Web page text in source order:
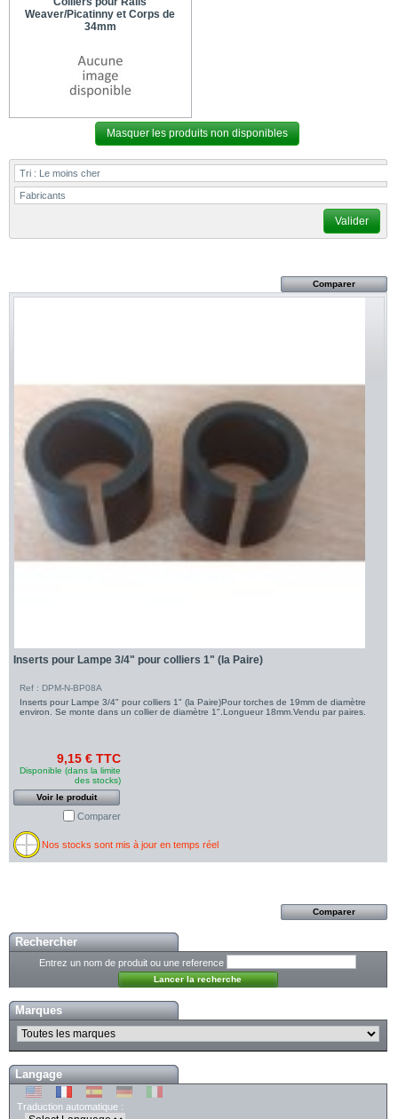
Weaver/Picatinny et Corps de
34mm
Masquer les produits non disponibles
Tri : Le moins cher
Fabricants
Valider
Inserts pour Lampe 3/4" pour colliers 1" (la Paire)
Ref : DPM-N-BP08A
Inserts pour Lampe 3/4" pour colliers 1" (la Paire)Pour torches de 19mm de diamètre
environ. Se monte dans un collier de diamètre 1".Longueur 18mm.Vendu par paires.
9,15 € TTC
Disponible (dans la limite
des stocks)
Voir le produit
Comparer
Nos stocks sont mis à jour en temps réel
Rechercher
Entrez un nom de produit ou une reference
Marques
Langage
Traduction automatique :